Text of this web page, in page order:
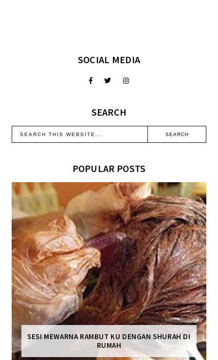
SOCIAL MEDIA
SEARCH
POPULAR POSTS
SESI MEWARNA RAMBUT KU DENGAN SHURAH DI
RUMAH